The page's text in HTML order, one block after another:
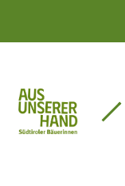
lernen -
für die
Aus unserer